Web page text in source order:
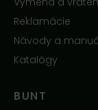
Reklamácie
Návody a
Katalógy
BUNT